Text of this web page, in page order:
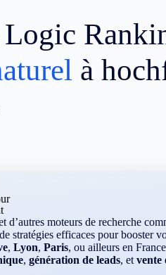
à
d’autres moteurs de recherche
stratégies efficaces pour booster
, Lyon, Paris, ou ailleurs en
, génération de leads, et vente